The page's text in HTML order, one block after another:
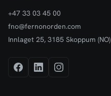
+47 33 03 45 00
fno@fernonorden.com
Innlaget 25, 3185 Skoppum (NO)